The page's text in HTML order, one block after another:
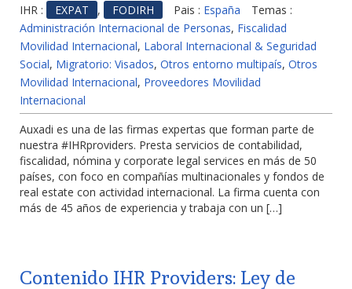
IHR :
EXPAT , FODIRH Pais : España
Temas :
Administración Internacional de Personas, Fiscalidad
Movilidad Internacional, Laboral Internacional & Seguridad
Social, Migratorio: Visados, Otros entorno multipaís, Otros
Movilidad Internacional, Proveedores Movilidad
Internacional
Auxadi es una de las firmas expertas que forman parte de
nuestra #IHRproviders. Presta servicios de contabilidad,
fiscalidad, nómina y corporate legal services en más de 50
países, con foco en compañías multinacionales y fondos de
real estate con actividad internacional. La firma cuenta con
más de 45 años de experiencia y trabaja con un […]
Contenido IHR Providers: Ley de